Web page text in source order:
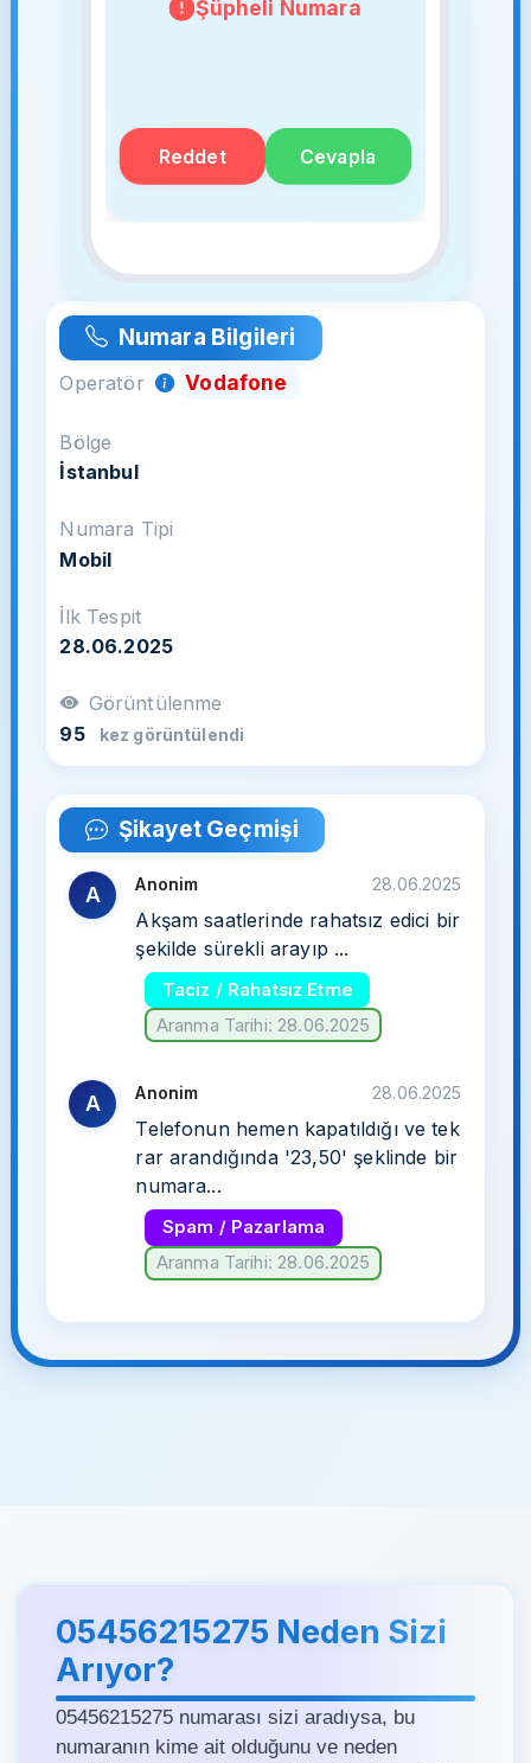
Şüpheli Numara
Reddet Cevapla
Numara Bilgileri
Operatör Vodafone
Bölge
İstanbul
Numara Tipi
Mobil
İlk Tespit
28.06.2025
Görüntülenme
95
kez görüntülendi
Şikayet Geçmişi
A Anonim 28.06.2025
Akşam saatlerinde rahatsız edici bir
şekilde sürekli arayıp ...
Taciz / Rahatsız Etme
Aranma Tarihi: 28.06.2025
A Anonim 28.06.2025
Telefonun hemen kapatıldığı ve tek
rar arandığında '23,50' şeklinde bir
numara...
Spam / Pazarlama
Aranma Tarihi: 28.06.2025
05456215275 Neden Sizi
Arıyor?
05456215275 numarası sizi aradıysa, bu
numaranın kime ait olduğunu ve neden